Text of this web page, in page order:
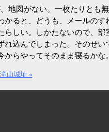
地図がない。一枚たりとも
ると、どうも、メールの
しい。しかたないので、
れ込んでしまった。そのせい
らやってそのまま寝るかな。
山城址 »